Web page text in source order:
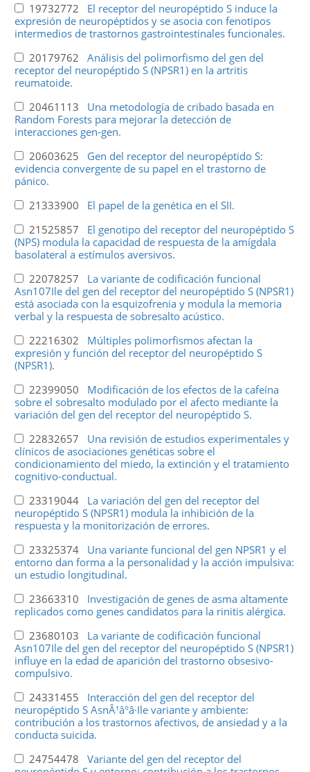
19732772 El receptor del neuropéptido S induce la
expresión de neuropéptidos y se asocia con fenotipos
intermedios de trastornos gastrointestinales funcionales.
20179762 Análisis del polimorfismo del gen del
receptor del neuropéptido S (NPSR1) en la artritis
reumatoide.
20461113 Una metodología de cribado basada en
Random Forests para mejorar la detección de
interacciones gen-gen.
20603625 Gen del receptor del neuropéptido S:
evidencia convergente de su papel en el trastorno de
pánico.
21333900 El papel de la genética en el SII.
21525857 El genotipo del receptor del neuropéptido S
(NPS) modula la capacidad de respuesta de la amígdala
basolateral a estímulos aversivos.
22078257 La variante de codificación funcional
Asn107Ile del gen del receptor del neuropéptido S (NPSR1)
está asociada con la esquizofrenia y modula la memoria
verbal y la respuesta de sobresalto acústico.
22216302 Múltiples polimorfismos afectan la
expresión y función del receptor del neuropéptido S
(NPSR1).
22399050 Modificación de los efectos de la cafeína
sobre el sobresalto modulado por el afecto mediante la
variación del gen del receptor del neuropéptido S.
22832657 Una revisión de estudios experimentales y
clínicos de asociaciones genéticas sobre el
condicionamiento del miedo, la extinción y el tratamiento
cognitivo-conductual.
23319044 La variación del gen del receptor del
neuropéptido S (NPSR1) modula la inhibición de la
respuesta y la monitorización de errores.
23325374 Una variante funcional del gen NPSR1 y el
entorno dan forma a la personalidad y la acción impulsiva:
un estudio longitudinal.
23663310 Investigación de genes de asma altamente
replicados como genes candidatos para la rinitis alérgica.
23680103 La variante de codificación funcional
Asn107Ile del gen del receptor del neuropéptido S (NPSR1)
influye en la edad de aparición del trastorno obsesivo-
compulsivo.
24331455 Interacción del gen del receptor del
neuropéptido S AsnÂ¹â°â·Ile variante y ambiente:
contribución a los trastornos afectivos, de ansiedad y a la
conducta suicida.
24754478 Variante del gen del receptor del